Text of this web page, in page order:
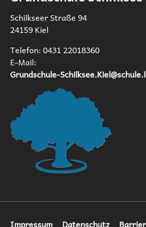
Schilkseer Straße 94
24159 Kiel
Telefon: 0431 22018360
E-Mail:
Grundschule-
Impressum Datenschutz